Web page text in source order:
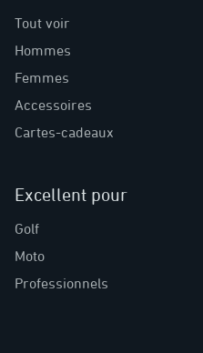
Tout voir
Hommes
Femmes
Accessoires
Cartes-cadeaux
Excellent pour
Golf
Moto
Professionnels